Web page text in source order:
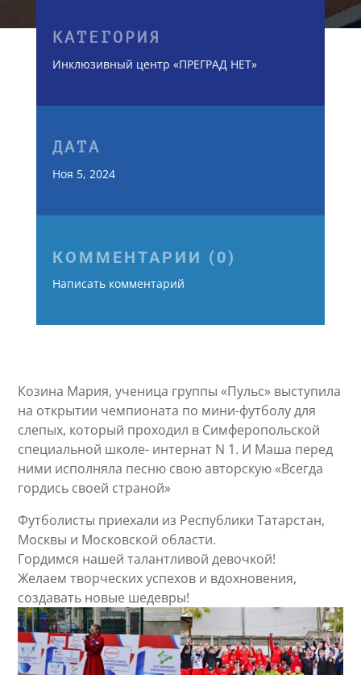
Наши таланты!
КАТЕГОРИЯ
Инклюзивный центр «ПРЕГРАД НЕТ»
ДАТА
Ноя 5, 2024
Написать комментарий
Козина Мария, ученица группы «Пульс» выступила
на открытии чемпионата по мини-футболу для
слепых, который проходил в Симферопольской
специальной школе- интернат N 1. И Маша перед
ними исполняла песню свою авторскую «Всегда
гордись своей страной»
Футболисты приехали из Республики Татарстан,
Москвы и Московской области.
Гордимся нашей талантливой девочкой!